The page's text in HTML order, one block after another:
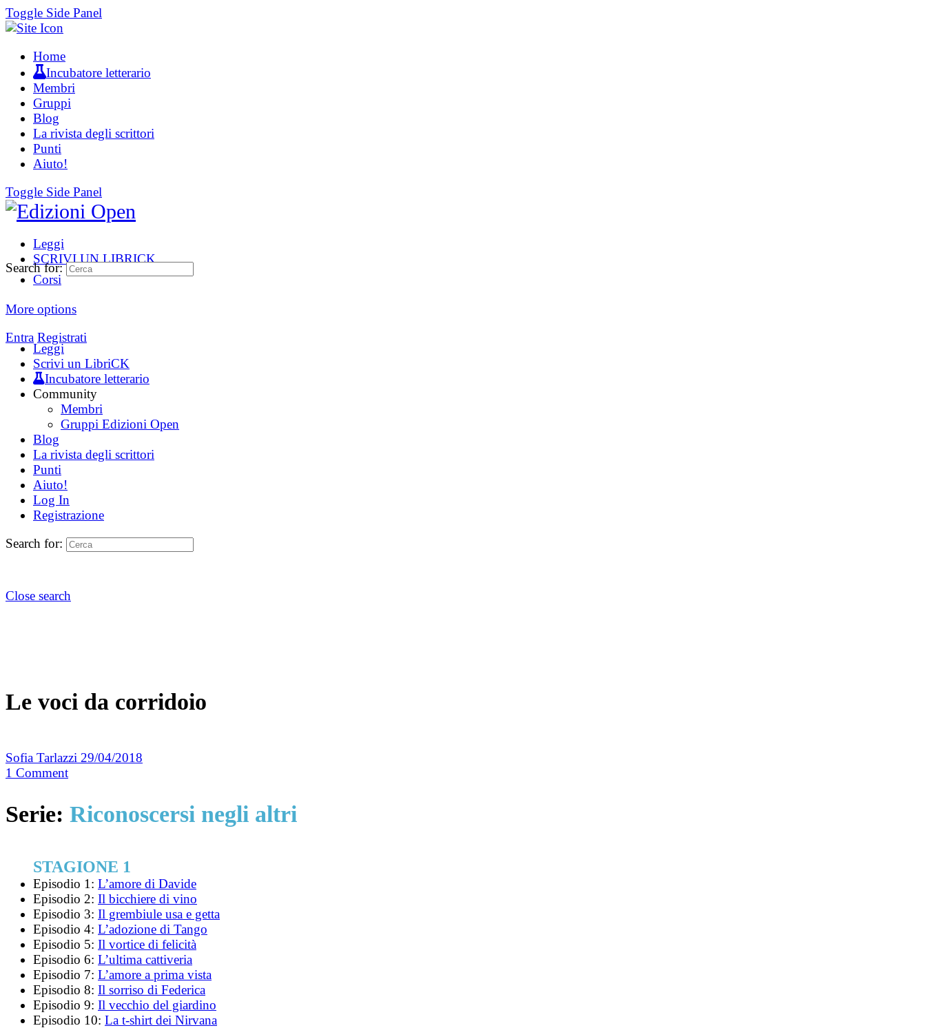
Toggle Side Panel
Home
Incubatore letterario
Membri
Gruppi
Blog
La rivista degli scrittori
Punti
Aiuto!
Toggle Side Panel
Leggi
SCRIVI UN LIBRICK
Corsi
More options
Entra Registrati
Search for:
Leggi
Scrivi un LibriCK
Incubatore letterario
Community
Membri
Gruppi Edizioni Open
Blog
La rivista degli scrittori
Punti
Aiuto!
Log In
Registrazione
Search for:
Close search
Le voci da corridoio
Sofia Tarlazzi 29/04/2018
1 Comment
Serie: Riconoscersi negli altri
STAGIONE 1
Episodio 1: L’amore di Davide
Episodio 2: Il bicchiere di vino
Episodio 3: Il grembiule usa e getta
Episodio 4: L’adozione di Tango
Episodio 5: Il vortice di felicità
Episodio 6: L’ultima cattiveria
Episodio 7: L’amore a prima vista
Episodio 8: Il sorriso di Federica
Episodio 9: Il vecchio del giardino
Episodio 10: La t-shirt dei Nirvana